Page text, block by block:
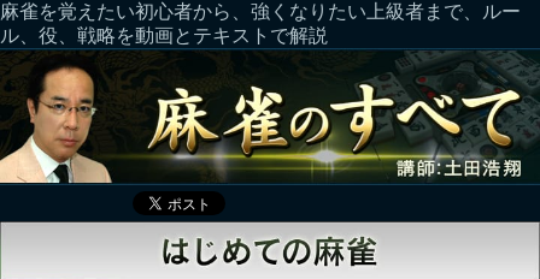
麻雀を覚えたい初心者から、強くなりたい上級者まで、ルー
ル、役、戦略を動画とテキストで解説